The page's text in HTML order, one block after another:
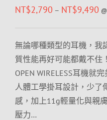
NT$2,790 – NT$9,490
無論哪種類型的耳機，我
質性能再好可能都戴不住
OPEN WIRELESS耳機就
人體工學掛耳設計，少了
感，加上11g輕量化與親
壓力…